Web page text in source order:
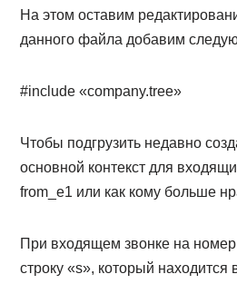
На этом оставим
данного файла добавим
#include «company.tree»
Чтобы подгрузить недавно
основной контекст для
from_e1 или как кому больше
При входящем звонке на
строку «s», который